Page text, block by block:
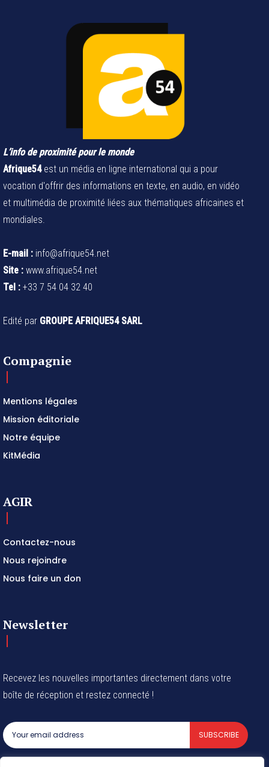
L’info de proximité pour le monde
Afrique54est un média en ligne international qui a pour
vocation d'offrir des informations en texte, en audio, en vidéo
et multimédia de proximité liées aux thématiques africaines et
mondiales.
E-mail : info@afrique54.net
Site : www.afrique54.net
Tel : +33 7 54 04 32 40
Edité par GROUPE AFRIQUE54 SARL
Compagnie
Mentions légales
Mission éditoriale
Notre équipe
KitMédia
AGIR
Contactez-nous
Nous rejoindre
Nous faire un don
Newsletter
Recevez les nouvelles importantes directement dans votre
boîte de réception et restez connecté !
SUBSCRIBE